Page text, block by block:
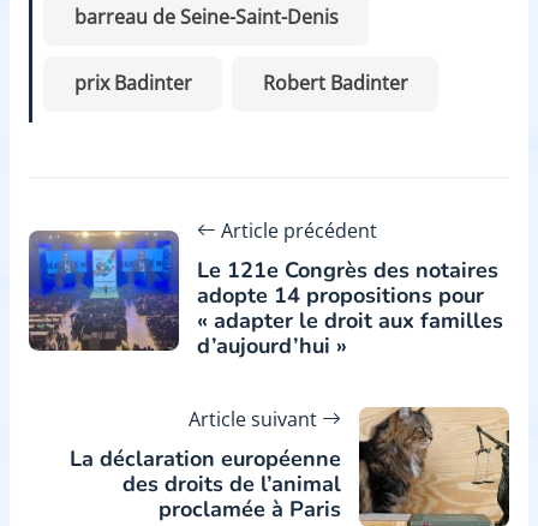
barreau de Seine-Saint-Denis
prix Badinter Robert Badinter
Article précédent
Le 121e Congrès des notaires
adopte 14 propositions pour
« adapter le droit aux familles
d’aujourd’hui »
Article suivant
La déclaration européenne
des droits de l’animal
proclamée à Paris